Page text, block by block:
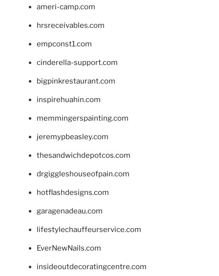
ameri-camp.com
hrsreceivables.com
empconst1.com
cinderella-support.com
bigpinkrestaurant.com
inspirehuahin.com
memmingerspainting.com
jeremypbeasley.com
thesandwichdepotcos.com
drgiggleshouseofpain.com
hotflashdesigns.com
garagenadeau.com
lifestylechauffeurservice.com
EverNewNails.com
insideoutdecoratingcentre.com